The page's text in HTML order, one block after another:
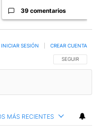
39 comentarios
SIGA ESTA
SEGUIR
INICIAR SESIÓN CREAR CUENTA
MÁS RECIENTES